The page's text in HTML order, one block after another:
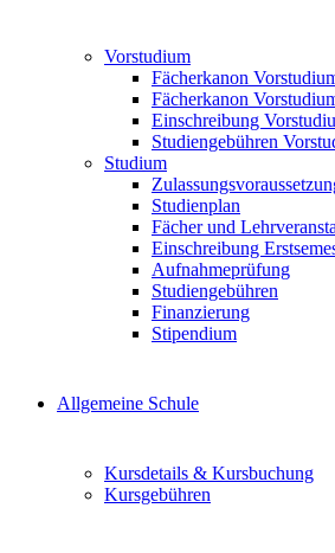
Vorstudium
Fächerkanon
Fächerkanon
Einschreibung
Studiengebühren
Studium
Studienplan
Fächer und
Einschreibung
Aufnahmeprüfung
Studiengebühren
Finanzierung
Stipendium
Allgemeine Schule
Kursdetails & Kursbuchung
Kursgebühren